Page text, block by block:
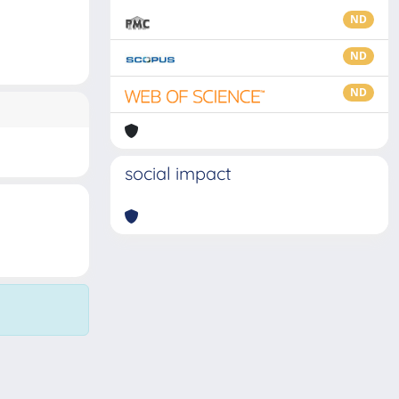
ND
ND
ND
social impact